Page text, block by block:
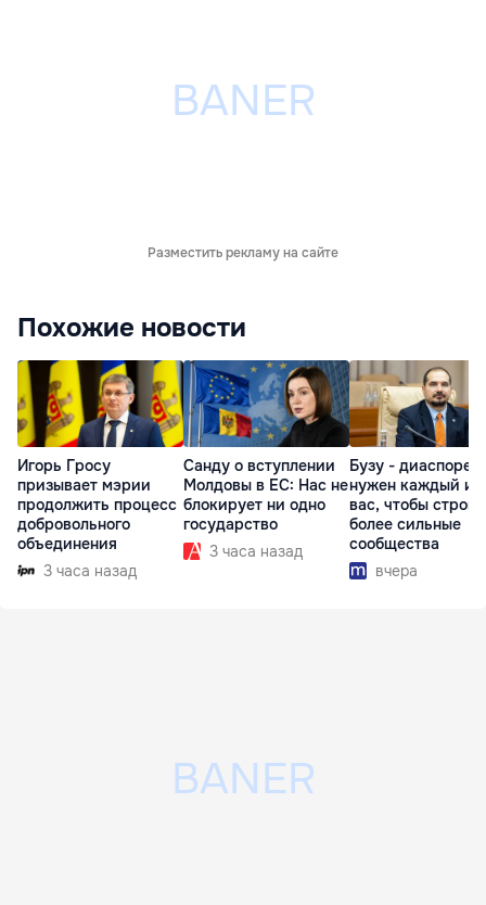
Разместить рекламу на сайте
Похожие новости
Игорь Гросу
призывает мэрии
продолжить процесс
добровольного
объединения
3 часа назад
Санду о вступлении
Молдовы в ЕС: Нас не
блокирует ни одно
государство
3 часа назад
Бузу - диаспоре:
нужен каждый из
вас, чтобы
более сильные
сообщества
вчера